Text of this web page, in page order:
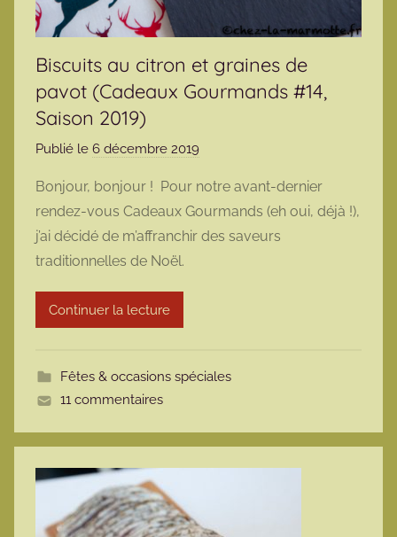
Biscuits au citron et graines de
pavot (Cadeaux Gourmands #14,
Saison 2019)
Publié le 6 décembre 2019
r
m
a
e
Bonjour, bonjour ! Pour notre avant-dernier
rendez-vous Cadeaux Gourmands (eh oui, déjà !),
j’ai décidé de m’affranchir des saveurs
traditionnelles de Noël.
Continuer la lecture
Fêtes & occasions spéciales
11 commentaires